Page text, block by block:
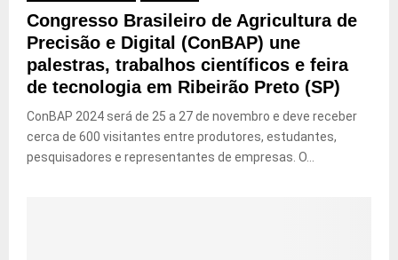
Congresso Brasileiro de Agricultura de
Precisão e Digital (ConBAP) une
palestras, trabalhos científicos e feira
de tecnologia em Ribeirão Preto (SP)
ConBAP 2024 será de 25 a 27 de novembro e deve receber
cerca de 600 visitantes entre produtores, estudantes,
pesquisadores e representantes de empresas. O...